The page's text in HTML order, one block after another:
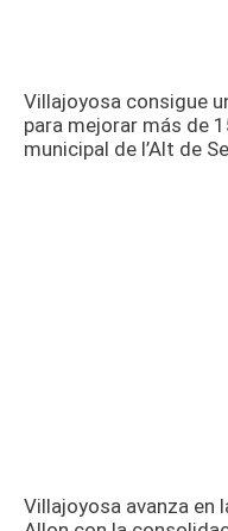
Villajoyosa consigue
para mejorar más de
municipal de l’Alt de
Villajoyosa avanza en